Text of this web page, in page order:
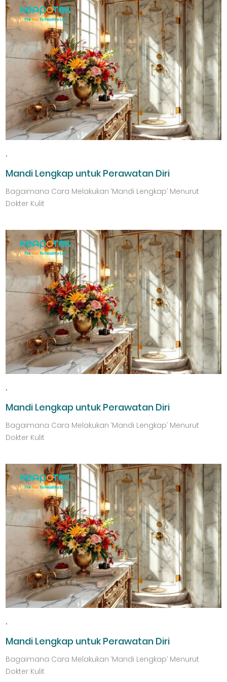
Mandi Lengkap untuk Perawatan Diri
Bagaimana Cara Melakukan ‘Mandi Lengkap’ Menurut
Dokter Kulit
Mandi Lengkap untuk Perawatan Diri
Bagaimana Cara Melakukan ‘Mandi Lengkap’ Menurut
Dokter Kulit
Mandi Lengkap untuk Perawatan Diri
Bagaimana Cara Melakukan ‘Mandi Lengkap’ Menurut
Dokter Kulit